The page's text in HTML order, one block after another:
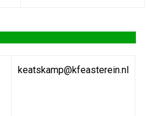
keatskamp@kfeasterein.nl